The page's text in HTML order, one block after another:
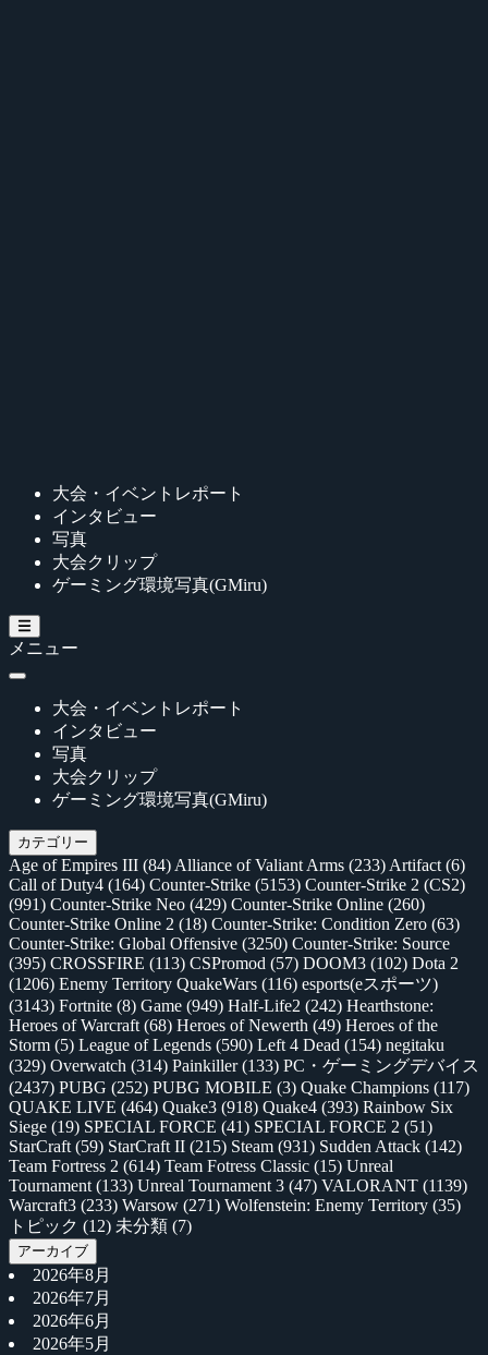
大会・イベントレポート
インタビュー
写真
大会クリップ
ゲーミング環境写真(GMiru)
メニュー
大会・イベントレポート
インタビュー
写真
大会クリップ
ゲーミング環境写真(GMiru)
カテゴリー
Age of Empires III (84) Alliance of Valiant Arms (233) Artifact (6)
Call of Duty4 (164) Counter-Strike (5153) Counter-Strike 2 (CS2)
(991) Counter-Strike Neo (429) Counter-Strike Online (260)
Counter-Strike Online 2 (18) Counter-Strike: Condition Zero (63)
Counter-Strike: Global Offensive (3250) Counter-Strike: Source
(395) CROSSFIRE (113) CSPromod (57) DOOM3 (102) Dota 2
(1206) Enemy Territory QuakeWars (116) esports(eスポーツ)
(3143) Fortnite (8) Game (949) Half-Life2 (242) Hearthstone:
Heroes of Warcraft (68) Heroes of Newerth (49) Heroes of the
Storm (5) League of Legends (590) Left 4 Dead (154) negitaku
(329) Overwatch (314) Painkiller(133) PC・ゲーミングデバイス
(2437) PUBG (252) PUBG MOBILE (3) Quake Champions (117)
QUAKE LIVE (464) Quake3 (918) Quake4 (393) Rainbow Six
Siege (19) SPECIAL FORCE (41) SPECIAL FORCE 2 (51)
StarCraft (59) StarCraft II (215) Steam (931) Sudden Attack (142)
Team Fortress 2 (614) Team Fotress Classic (15) Unreal
Tournament (133) Unreal Tournament 3 (47) VALORANT (1139)
Warcraft3 (233) Warsow (271) Wolfenstein: Enemy Territory (35)
トピック (12) 未分類 (7)
アーカイブ
2026年8月
2026年7月
2026年6月
2026年5月